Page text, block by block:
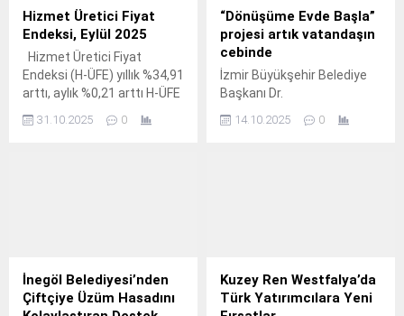
Hizmet Üretici Fiyat
Endeksi, Eylül 2025
Hizmet Üretici Fiyat
Endeksi (H-ÜFE) yıllık %34,91
arttı, aylık %0,21 arttı H-ÜFE
önceki aya göre %0,21 artış,
31.10.2025 0
“Dönüşüme Evde Başla”
projesi artık vatandaşın
cebinde
İzmir Büyükşehir Belediye
Başkanı Dr.
14.10.2025 0
İnegöl Belediyesi’nden
Çiftçiye Üzüm Hasadını
Kuzey Ren Westfalya’da
Türk Yatırımcılara Yeni